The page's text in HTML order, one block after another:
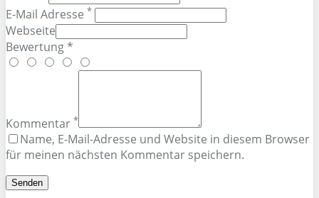
E-Mail Adresse *
Webseite
Bewertung *
Kommentar *
Name, E-Mail-Adresse und Website in diesem Browser
für meinen nächsten Kommentar speichern.